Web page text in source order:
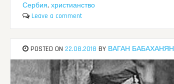
Сербия, христианство
Leave a comment
POSTED ON 22.08.2018 BY ВАГАН БАБАХАНЯН